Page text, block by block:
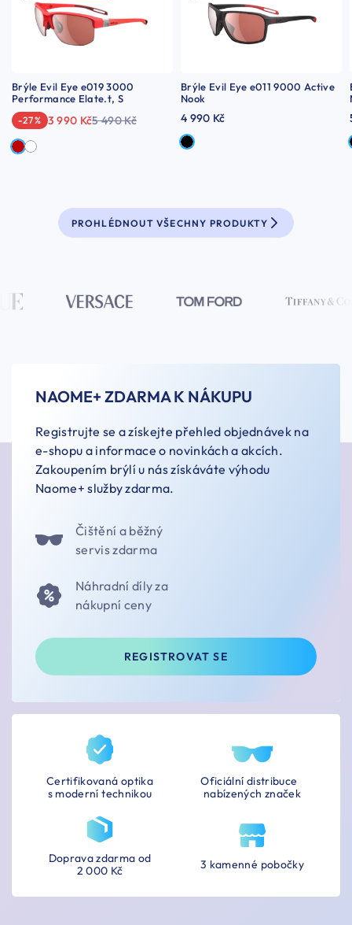
Brýle Evil Eye e019 3000
Performance Elate.t, S
-27 % 3 990 Kč5 490 Kč
Brýle Evil Eye e011 9000 Active
Nook
4 990 Kč
PROHLÉDNOUT VŠECHNY PRODUKTY
NAOME+ ZDARMA K NÁKUPU
Registrujte se a získejte přehled objednávek na
e-shopu a informace o novinkách a akcích.
Zakoupením brýlí u nás získáváte výhodu
Naome+ služby zdarma.
Čištění a běžný
servis zdarma
Náhradní díly za
nákupní ceny
REGISTROVAT SE
Certifikovaná optika
s moderní technikou
Oficiální distribuce
nabízených značek
3 kamenné pobočky
Doprava zdarma od
2 000 Kč